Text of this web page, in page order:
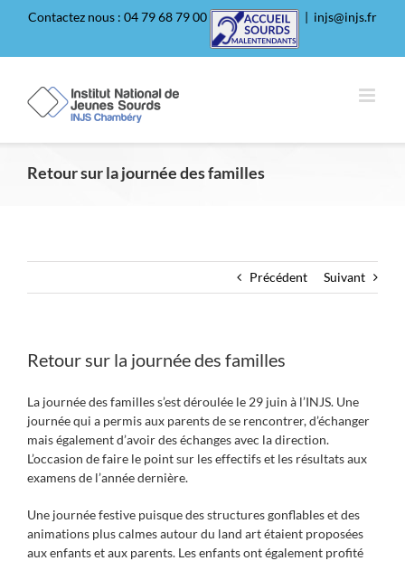
Contactez nous : 04 79 68 79 00 | injs@injs.fr
Retour sur la journée des familles
Précédent Suivant
Retour sur la journée des familles
La journée des familles s’est déroulée le 29 juin à l’INJS. Une
journée qui a permis aux parents de se rencontrer, d’échanger
mais également d’avoir des échanges avec la direction.
L’occasion de faire le point sur les effectifs et les résultats aux
examens de l’année dernière.
Une journée festive puisque des structures gonflables et des
animations plus calmes autour du land art étaient proposées
aux enfants et aux parents. Les enfants ont également profité